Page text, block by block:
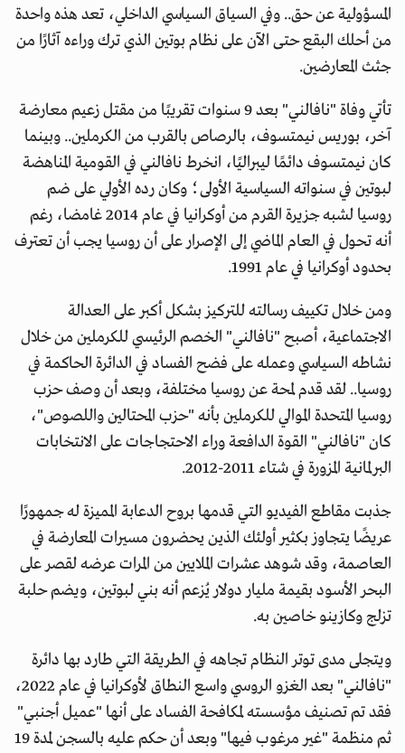
المسؤولية عن حق.. وفي السياق السياسي الداخلي، تعد هذه واحدة
من أحلك البقع حتى الآن على نظام بوتين الذي ترك وراءه آثارًا من
جثث المعارضين.
تأتي وفاة "نافالني" بعد 9 سنوات تقريبًا من مقتل زعيم معارضة
آخر، بوريس نيمتسوف، بالرصاص بالقرب من الكرملين.. وبينما
كان نيمتسوف دائمًا ليبراليًا، انخرط نافالني في القومية المناهضة
لبوتين في سنواته السياسية الأولى؛ وكان رده الأولي على ضم
روسيا لشبه جزيرة القرم من أوكرانيا في عام 2014 غامضا، رغم
أنه تحول في العام الماضي إلى الإصرار على أن روسيا يجب أن تعترف
بحدود أوكرانيا في عام 1991.
ومن خلال تكييف رسالته للتركيز بشكل أكبر على العدالة
الاجتماعية، أصبح "نافالني" الخصم الرئيسي للكرملين من خلال
نشاطه السياسي وعمله على فضح الفساد في الدائرة الحاكمة في
روسيا.. لقد قدم لمحة عن روسيا مختلفة، وبعد أن وصف حزب
روسيا المتحدة الموالي للكرملين بأنه "حزب المحتالين واللصوص"،
كان "نافالني" القوة الدافعة وراء الاحتجاجات على الانتخابات
البرلمانية المزورة في شتاء 2011-2012.
جذبت مقاطع الفيديو التي قدمها بروح الدعابة المميزة له جمهورًا
عريضًا يتجاوز بكثير أولئك الذين يحضرون مسيرات المعارضة في
العاصمة، وقد شوهد عشرات الملايين من المرات عرضه لقصر على
البحر الأسود بقيمة مليار دولار يُزعم أنه بني لبوتين، ويضم حلبة
تزلج وكازينو خاصين به.
ويتجلى مدى توتر النظام تجاهه في الطريقة التي طارد بها دائرة
"نافالني" بعد الغزو الروسي واسع النطاق لأوكرانيا في عام 2022،
فقد تم تصنيف مؤسسته لمكافحة الفساد على أنها "عميل أجنبي"
ثم منظمة "غير مرغوب فيها" وبعد أن حكم عليه بالسجن لمدة 19